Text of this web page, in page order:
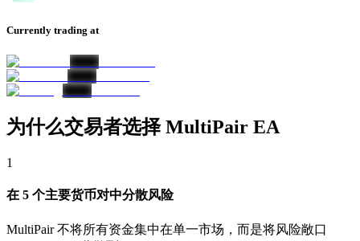
Currently trading at
为什么交易者选择 MultiPair EA
1
在 5 个主要货币对中分散风险
MultiPair 不将所有资金集中在单一市场，而是将风险敞口